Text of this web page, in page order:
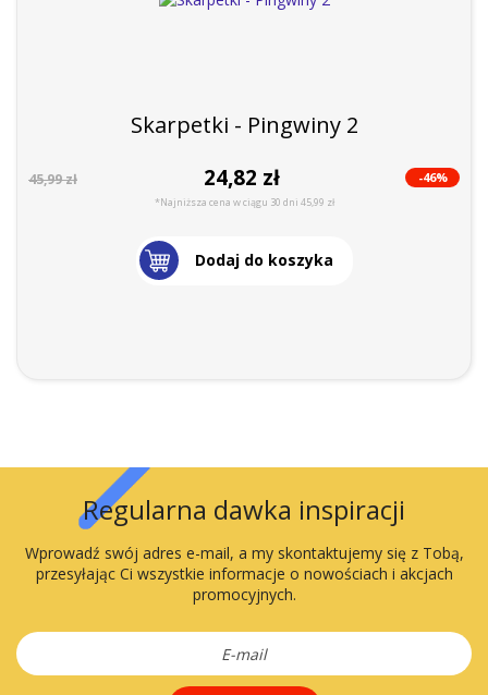
Skarpetki - Pingwiny 2
45,99 zł 24,82 zł -46%
*Najniższa cena w ciągu 30 dni 45,99 zł
Dodaj do koszyka
Regularna dawka inspiracji
Wprowadź swój adres e-mail, a my skontaktujemy się z Tobą,
przesyłając Ci wszystkie informacje o nowościach i akcjach
promocyjnych.